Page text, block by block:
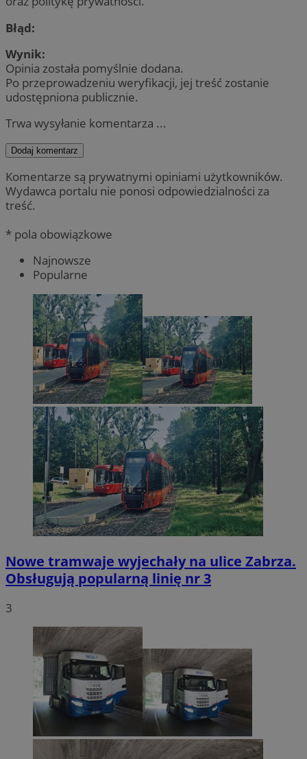
Błąd:
Wynik:
Opinia została pomyślnie dodana.
Po przeprowadzeniu weryfikacji, jej treść zostanie
udostępniona publicznie.
Trwa wysyłanie komentarza ...
Dodaj komentarz
Komentarze są prywatnymi opiniami użytkowników.
Wydawca portalu nie ponosi odpowiedzialności za
treść.
* pola obowiązkowe
Najnowsze
Popularne
Nowe tramwaje wyjechały na ulice Zabrza.
Obsługują popularną linię nr 3
3